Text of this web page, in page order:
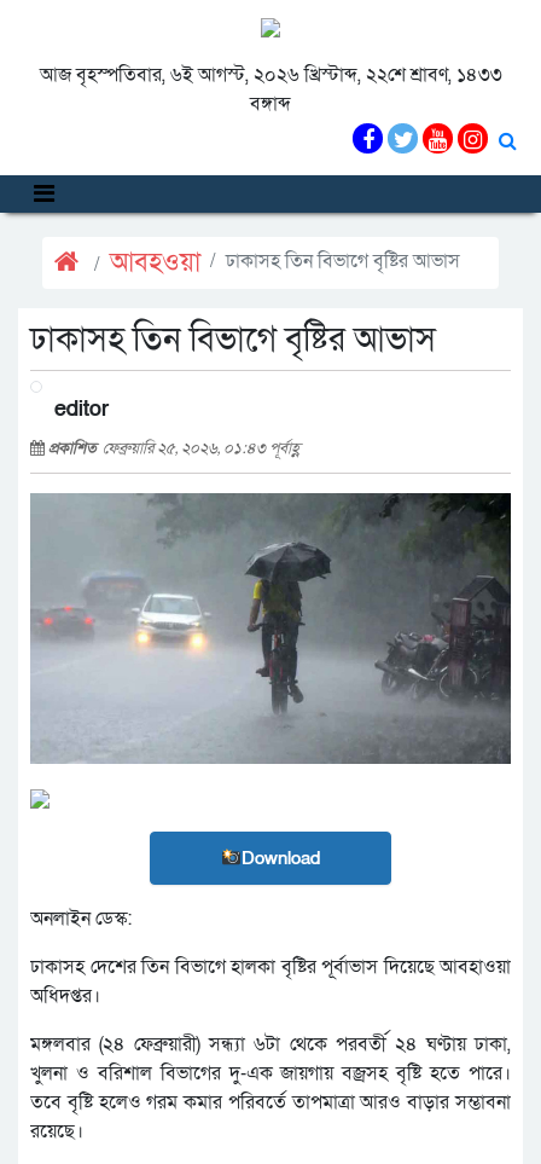
আজ বৃহস্পতিবার, ৬ই আগস্ট, ২০২৬ খ্রিস্টাব্দ, ২২শে শ্রাবণ, ১৪৩৩
বঙ্গাব্দ
আবহওয়া ঢাকাসহ তিন বিভাগে বৃষ্টির আভাস
ঢাকাসহ তিন বিভাগে বৃষ্টির আভাস
editor
প্রকাশিত ফেব্রুয়ারি ২৫, ২০২৬, ০১:৪৩ পূর্বাহ্ণ
Download
অনলাইন ডেস্ক:
ঢাকাসহ দেশের তিন বিভাগে হালকা বৃষ্টির পূর্বাভাস দিয়েছে আবহাওয়া
অধিদপ্তর।
মঙ্গলবার (২৪ ফেব্রুয়ারী) সন্ধ্যা ৬টা থেকে পরবর্তী ২৪ ঘণ্টায় ঢাকা,
খুলনা ও বরিশাল বিভাগের দু-এক জায়গায় বজ্রসহ বৃষ্টি হতে পারে।
তবে বৃষ্টি হলেও গরম কমার পরিবর্তে তাপমাত্রা আরও বাড়ার সম্ভাবনা
রয়েছে।